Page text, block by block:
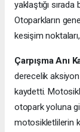
yaklaştığı
Otoparkların
kesişim
Çarpışma Anı
derecelik
kaydetti.
otopark yoluna
motosikletlilerin